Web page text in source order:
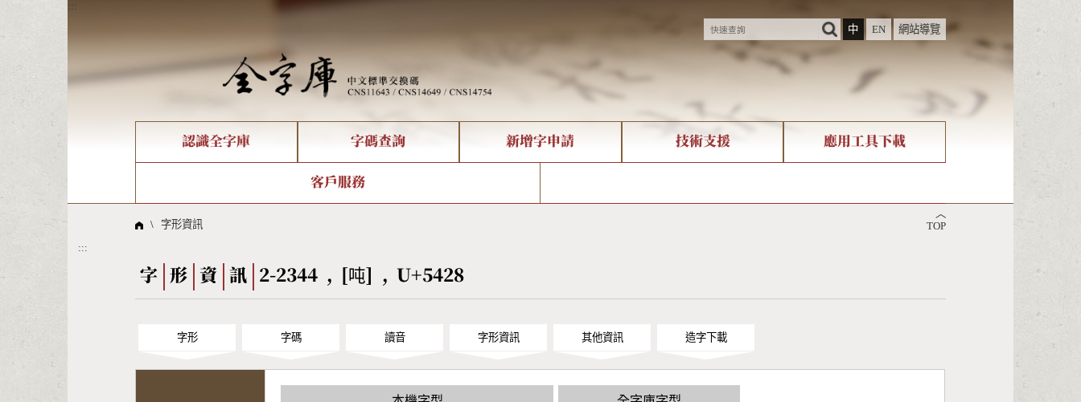
:::
中
EN 網站導覽
認識全字庫
全字庫現況
線上教學
字碼查詢
部件查詢
倉頡查詢
Big5查詢 拼音查詢
新增字申請 技術支援
造字解決方案
應用工具下載
字形下載
客戶服務
問題集
︿
TOP
\ 字形資訊
:::
字 形 資 訊 2-2344 , [吨] , U+5428
字形 字碼 讀音 字形資訊 其他資訊 造字下載